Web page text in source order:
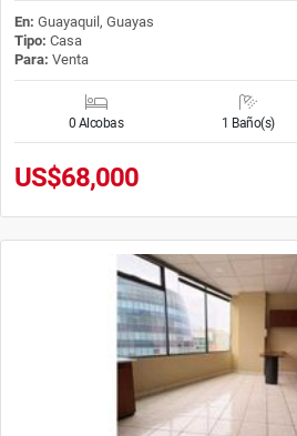
En: Guayaquil, Guayas
Tipo: Casa
Para: Venta
0 Alcobas 1 Baño(s)
US$68,000